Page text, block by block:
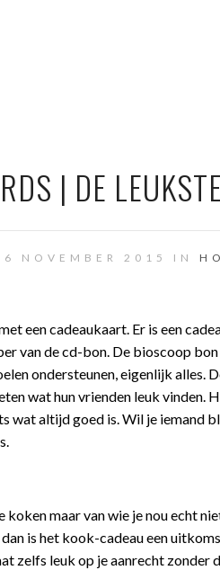
| DE
NOVEMBER 2015 IN
een cadeaukaart. Er is een
van de cd-bon. De bioscoop
ondersteunen, eigenlijk alles.
wat hun vrienden leuk vinden.
altijd goed is. Wil je iemand
maar van wie je nou echt
is het kook-cadeau een
zelfs leuk op je aanrecht